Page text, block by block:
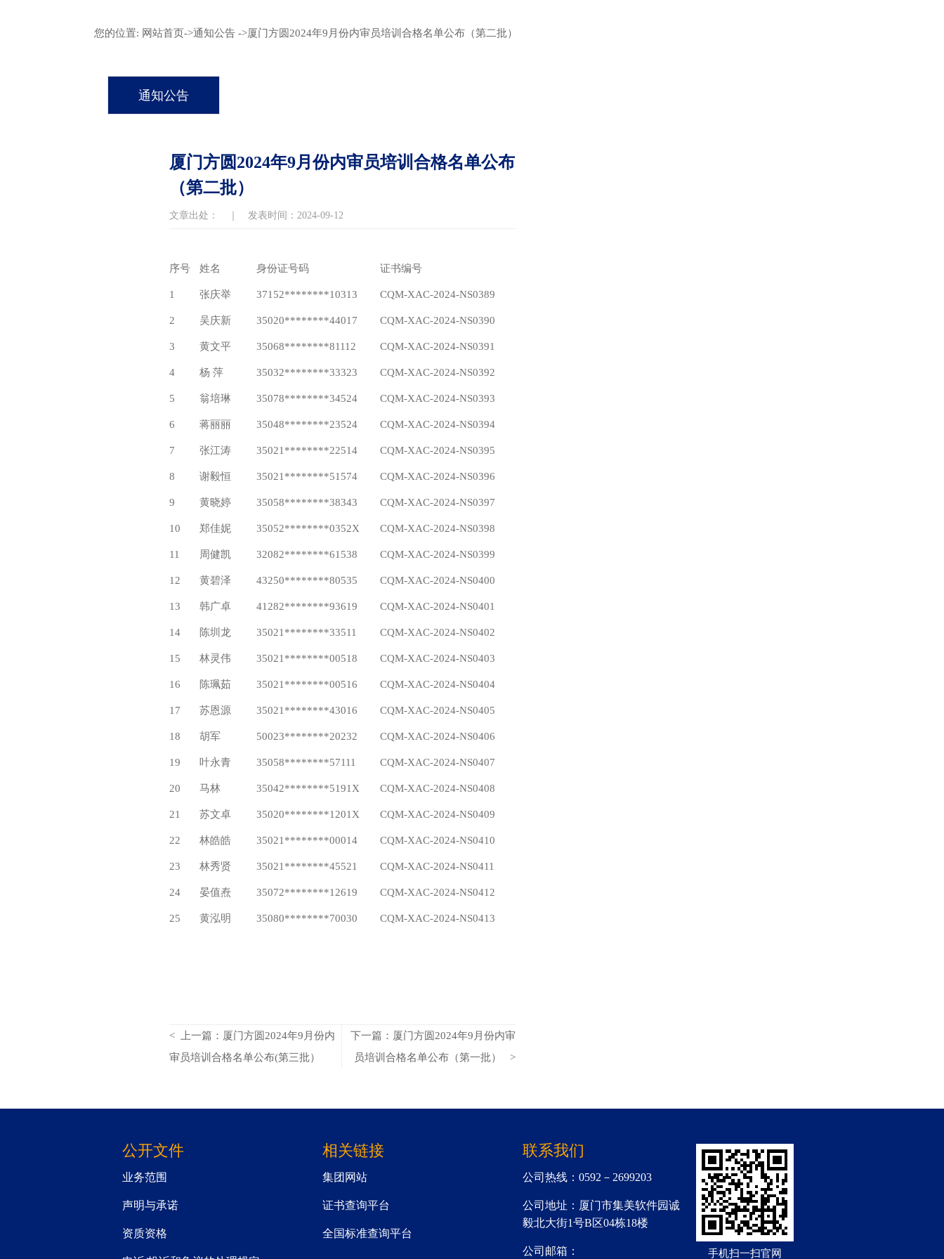
您的位置: 网站首页->通知公告 ->厦门方圆2024年9月份内审员培训合格名单公布（第二批）
通知公告
厦门方圆2024年9月份内审员培训合格名单公布
（第二批）
文章出处： ｜ 发表时间：2024-09-12
序号 姓名 身份证号码 证书编号
1 张庆举 37152********10313 CQM-XAC-2024-NS0389
2 吴庆新 35020********44017 CQM-XAC-2024-NS0390
3 黄文平 35068********81112 CQM-XAC-2024-NS0391
4 杨 萍 35032********33323 CQM-XAC-2024-NS0392
5 翁培琳 35078********34524 CQM-XAC-2024-NS0393
6 蒋丽丽 35048********23524 CQM-XAC-2024-NS0394
7 张江涛 35021********22514 CQM-XAC-2024-NS0395
8 谢毅恒 35021********51574 CQM-XAC-2024-NS0396
9 黄晓婷 35058********38343 CQM-XAC-2024-NS0397
10 郑佳妮 35052********0352X CQM-XAC-2024-NS0398
11 周健凯 32082********61538 CQM-XAC-2024-NS0399
12 黄碧泽 43250********80535 CQM-XAC-2024-NS0400
13 韩广卓 41282********93619 CQM-XAC-2024-NS0401
14 陈圳龙 35021********33511 CQM-XAC-2024-NS0402
15 林灵伟 35021********00518 CQM-XAC-2024-NS0403
16 陈珮茹 35021********00516 CQM-XAC-2024-NS0404
17 苏恩源 35021********43016 CQM-XAC-2024-NS0405
18 胡军 50023********20232 CQM-XAC-2024-NS0406
19 叶永青 35058********57111 CQM-XAC-2024-NS0407
20 马林 35042********5191X CQM-XAC-2024-NS0408
21 苏文卓 35020********1201X CQM-XAC-2024-NS0409
22 林皓皓 35021********00014 CQM-XAC-2024-NS0410
23 林秀贤 35021********45521 CQM-XAC-2024-NS0411
24 晏值焘 35072********12619 CQM-XAC-2024-NS0412
25 黄泓明 35080********70030 CQM-XAC-2024-NS0413
< 上一篇：厦门方圆2024年9月份内
审员培训合格名单公布(第三批）
下一篇：厦门方圆2024年9月份内审
员培训合格名单公布（第一批） >
公开文件
业务范围
声明与承诺
资质资格
相关链接
集团网站
证书查询平台
全国标准查询平台
联系我们
公司热线：0592－2699203
公司地址：厦门市集美软件园诚
毅北大街1号B区04栋18楼
公司邮箱： 手机扫一扫官网